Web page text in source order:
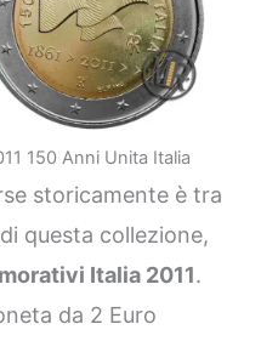
150 Anni Unita Italia
storicamente è tra
questa collezione,
Italia 2011.
da 2 Euro